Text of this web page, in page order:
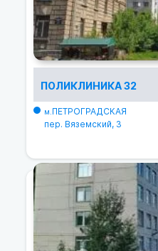
ПОЛИКЛИНИКА 32
м.ПЕТРОГРАДСКАЯ
пер. Вяземский, 3